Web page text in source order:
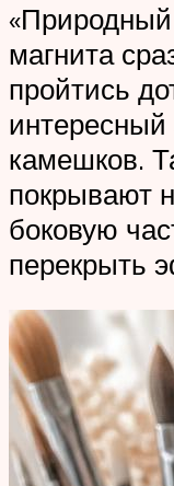
магнита
пройтись
камешков.
покрывают
боковую
перекрыть